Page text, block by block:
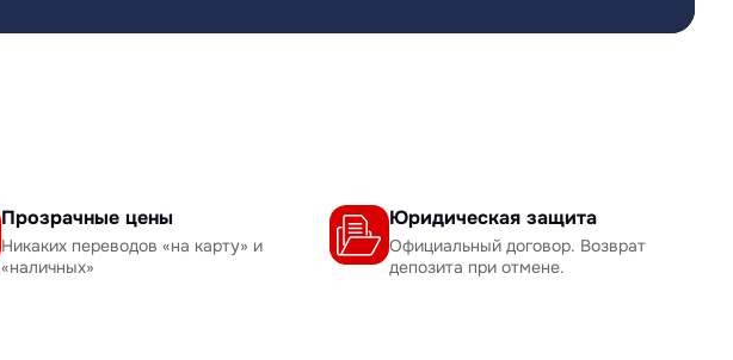
Прозрачные цены
Никаких переводов «на карту» и
«наличных»
Юридическая защита
Официальный договор. Возврат
депозита при отмене.